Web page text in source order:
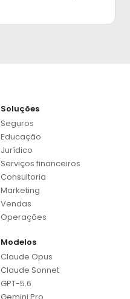
Soluções
Seguros
Educação
Jurídico
Serviços financeiros
Consultoria
Marketing
Vendas
Operações
Modelos
Claude Opus
Claude Sonnet
GPT-5.6